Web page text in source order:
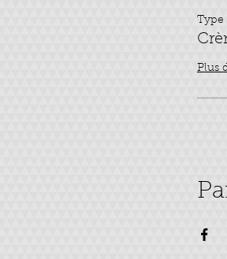
Type
Plus